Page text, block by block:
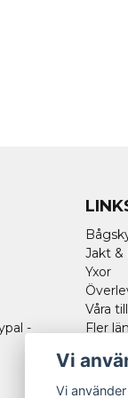
-
Jakt &
Yxor
Våra
Fler
Vi
Vi